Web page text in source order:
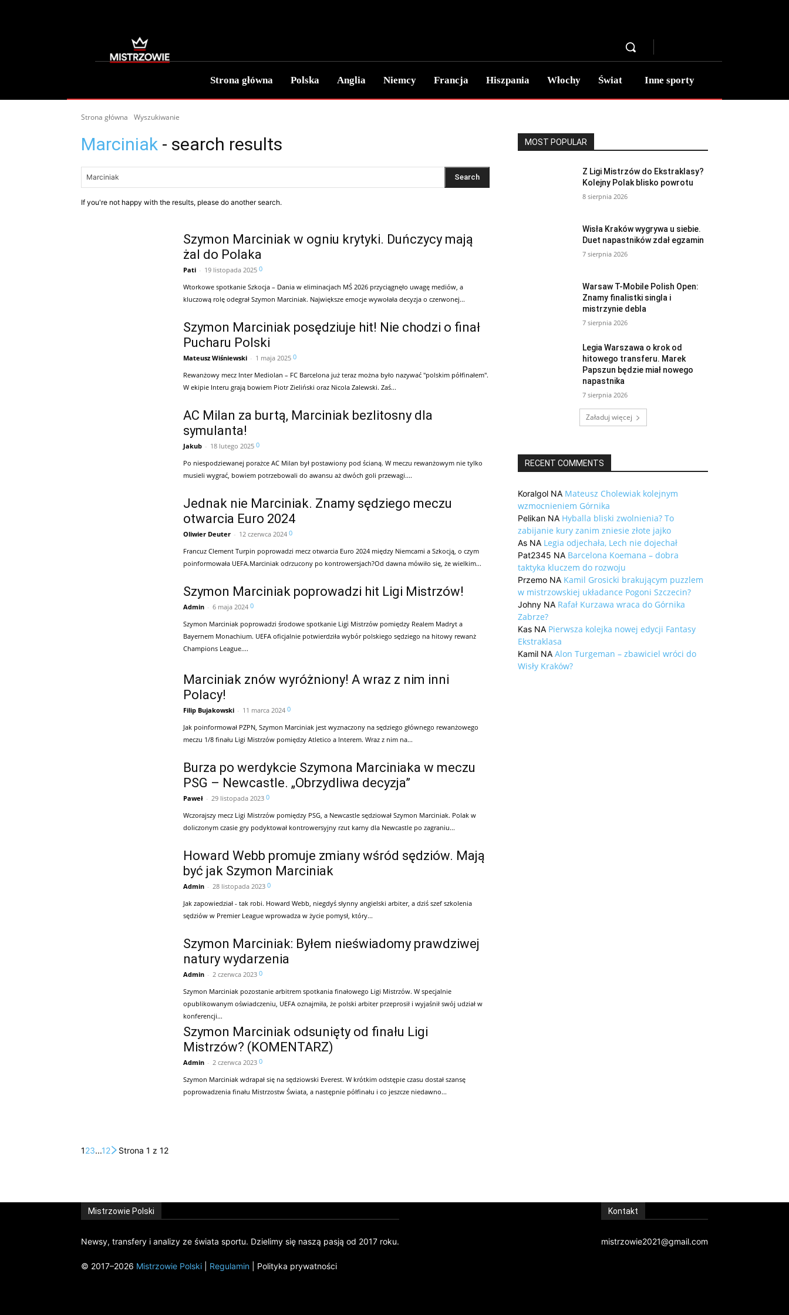
Strona główna Polska Anglia Niemcy Francja Hiszpania Włochy Świat Inne sporty
Strona główna Wyszukiwanie
Marciniak - search results
Search
If you're not happy with the results, please do another search.
Szymon Marciniak w ogniu krytyki. Duńczycy mają
żal do Polaka
Pati - 19 listopada 2025 0
Wtorkowe spotkanie Szkocja – Dania w eliminacjach MŚ 2026 przyciągnęło uwagę mediów, a
kluczową rolę odegrał Szymon Marciniak. Największe emocje wywołała decyzja o czerwonej...
Szymon Marciniak posędziuje hit! Nie chodzi o finał
Pucharu Polski
Mateusz Wiśniewski - 1 maja 2025 0
Rewanżowy mecz Inter Mediolan – FC Barcelona już teraz można było nazywać "polskim półfinałem".
W ekipie Interu grają bowiem Piotr Zieliński oraz Nicola Zalewski. Zaś...
AC Milan za burtą, Marciniak bezlitosny dla
symulanta!
Jakub - 18 lutego 2025 0
Po niespodziewanej porażce AC Milan był postawiony pod ścianą. W meczu rewanżowym nie tylko
musieli wygrać, bowiem potrzebowali do awansu aż dwóch goli przewagi....
Jednak nie Marciniak. Znamy sędziego meczu
otwarcia Euro 2024
Oliwier Deuter - 12 czerwca 2024 0
Francuz Clement Turpin poprowadzi mecz otwarcia Euro 2024 między Niemcami a Szkocją, o czym
poinformowała UEFA.Marciniak odrzucony po kontrowersjach?Od dawna mówiło się, że wielkim...
Szymon Marciniak poprowadzi hit Ligi Mistrzów!
Admin - 6 maja 2024 0
Szymon Marciniak poprowadzi środowe spotkanie Ligi Mistrzów pomiędzy Realem Madryt a
Bayernem Monachium. UEFA oficjalnie potwierdziła wybór polskiego sędziego na hitowy rewanż
Champions League....
Marciniak znów wyróżniony! A wraz z nim inni
Polacy!
Filip Bujakowski - 11 marca 2024 0
Jak poinformował PZPN, Szymon Marciniak jest wyznaczony na sędziego głównego rewanżowego
meczu 1/8 finału Ligi Mistrzów pomiędzy Atletico a Interem. Wraz z nim na...
Burza po werdykcie Szymona Marciniaka w meczu
PSG – Newcastle. „Obrzydliwa decyzja”
Paweł - 29 listopada 2023 0
Wczorajszy mecz Ligi Mistrzów pomiędzy PSG, a Newcastle sędziował Szymon Marciniak. Polak w
doliczonym czasie gry podyktował kontrowersyjny rzut karny dla Newcastle po zagraniu...
Howard Webb promuje zmiany wśród sędziów. Mają
być jak Szymon Marciniak
Admin - 28 listopada 2023 0
Jak zapowiedział - tak robi. Howard Webb, niegdyś słynny angielski arbiter, a dziś szef szkolenia
sędziów w Premier League wprowadza w życie pomysł, który...
Szymon Marciniak: Byłem nieświadomy prawdziwej
natury wydarzenia
Admin - 2 czerwca 2023 0
Szymon Marciniak pozostanie arbitrem spotkania finałowego Ligi Mistrzów. W specjalnie
opublikowanym oświadczeniu, UEFA oznajmiła, że polski arbiter przeprosił i wyjaśnił swój udział w
konferencji...
Szymon Marciniak odsunięty od finału Ligi
Mistrzów? (KOMENTARZ)
Admin - 2 czerwca 2023 0
Szymon Marciniak wdrapał się na sędziowski Everest. W krótkim odstępie czasu dostał szansę
poprowadzenia finału Mistrzostw Świata, a następnie półfinału i co jeszcze niedawno...
123...12 Strona 1 z 12
MOST POPULAR
Z Ligi Mistrzów do Ekstraklasy?
Kolejny Polak blisko powrotu
8 sierpnia 2026
Wisła Kraków wygrywa u siebie.
Duet napastników zdał egzamin
7 sierpnia 2026
Warsaw T-Mobile Polish Open:
Znamy finalistki singla i
mistrzynie debla
7 sierpnia 2026
Legia Warszawa o krok od
hitowego transferu. Marek
Papszun będzie miał nowego
napastnika
7 sierpnia 2026
Załaduj więcej
RECENT COMMENTS
Koralgol NA Mateusz Cholewiak kolejnym
wzmocnieniem Górnika
Pelikan NA Hyballa bliski zwolnienia? To
zabijanie kury zanim zniesie złote jajko
As NA Legia odjechała, Lech nie dojechał
Pat2345 NA Barcelona Koemana – dobra
taktyka kluczem do rozwoju
Przemo NA Kamil Grosicki brakującym puzzlem
w mistrzowskiej układance Pogoni Szczecin?
Johny NA Rafał Kurzawa wraca do Górnika
Zabrze?
Kas NA Pierwsza kolejka nowej edycji Fantasy
Ekstraklasa
Kamil NA Alon Turgeman – zbawiciel wróci do
Wisły Kraków?
Mistrzowie Polski
Newsy, transfery i analizy ze świata sportu. Dzielimy się naszą pasją od 2017 roku.
© 2017–2026 Mistrzowie Polski Regulamin | Polityka prywatności
Kontakt
mistrzowie2021@gmail.com